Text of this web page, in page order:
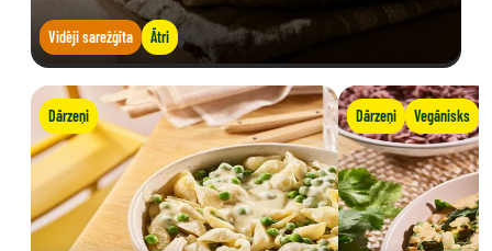
Vidēji sarežģīta Ātri
Dārzeņi Dārzeņi Vegānisks